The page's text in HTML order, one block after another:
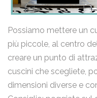
Possiamo mettere un
più piccole, al centro
creare un punto di
cuscini che scegliete,
dimensioni diverse e
Email
Messaggio